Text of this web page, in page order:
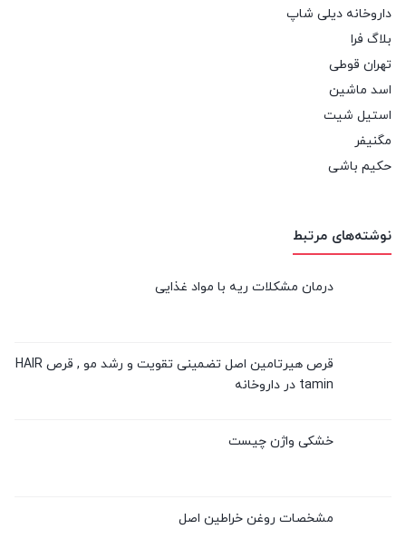
داروخانه دیلی شاپ
بلاگ فرا
تهران قوطی
اسد ماشین
استیل شیت
مگنیفر
حکیم باشی
نوشته‌های مرتبط
درمان مشکلات ریه با مواد غذایی
قرص هیرتامین اصل تضمینی تقویت و رشد مو , قرص HAIR
tamin در داروخانه
خشکی واژن چیست
مشخصات روغن خراطین اصل